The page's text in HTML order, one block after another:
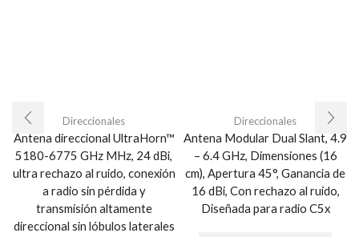
Direccionales
Antena direccional UltraHorn™
5180-6775 GHz MHz, 24 dBi,
ultra rechazo al ruido, conexión
a radio sin pérdida y
transmisión altamente
direccional sin lóbulos laterales
Direccionales
Antena Modular Dual Slant, 4.9
– 6.4 GHz, Dimensiones (16
cm), Apertura 45°, Ganancia de
16 dBi, Con rechazo al ruido,
Diseñada para radio C5x